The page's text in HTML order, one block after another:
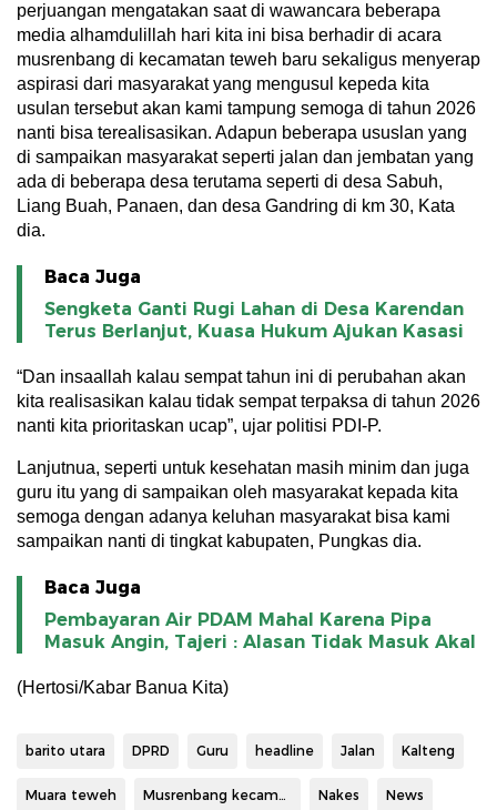
perjuangan mengatakan saat di wawancara beberapa
media alhamdulillah hari kita ini bisa berhadir di acara
musrenbang di kecamatan teweh baru sekaligus menyerap
aspirasi dari masyarakat yang mengusul kepeda kita
usulan tersebut akan kami tampung semoga di tahun 2026
nanti bisa terealisasikan. Adapun beberapa ususlan yang
di sampaikan masyarakat seperti jalan dan jembatan yang
ada di beberapa desa terutama seperti di desa Sabuh,
Liang Buah, Panaen, dan desa Gandring di km 30, Kata
dia.
Baca Juga
Sengketa Ganti Rugi Lahan di Desa Karendan
Terus Berlanjut, Kuasa Hukum Ajukan Kasasi
“Dan insaallah kalau sempat tahun ini di perubahan akan
kita realisasikan kalau tidak sempat terpaksa di tahun 2026
nanti kita prioritaskan ucap”, ujar politisi PDI-P.
Lanjutnua, seperti untuk kesehatan masih minim dan juga
guru itu yang di sampaikan oleh masyarakat kepada kita
semoga dengan adanya keluhan masyarakat bisa kami
sampaikan nanti di tingkat kabupaten, Pungkas dia.
Baca Juga
Pembayaran Air PDAM Mahal Karena Pipa
Masuk Angin, Tajeri : Alasan Tidak Masuk Akal
(Hertosi/Kabar Banua Kita)
barito utara DPRD Guru headline Jalan Kalteng
Muara teweh Musrenbang kecamatan Nakes News